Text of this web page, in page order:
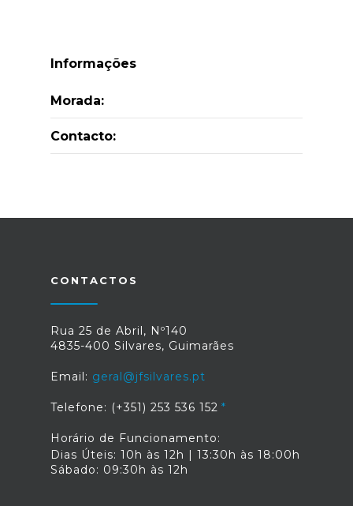
Informações
Morada:
Contacto:
CONTACTOS
Rua 25 de Abril, Nº140
4835-400 Silvares, Guimarães
Email: geral@jfsilvares.pt
Telefone: (+351) 253 536 152
Horário de Funcionamento:
Dias Úteis: 10h às 12h | 13:30h às 18:00h
Sábado: 09:30h às 12h